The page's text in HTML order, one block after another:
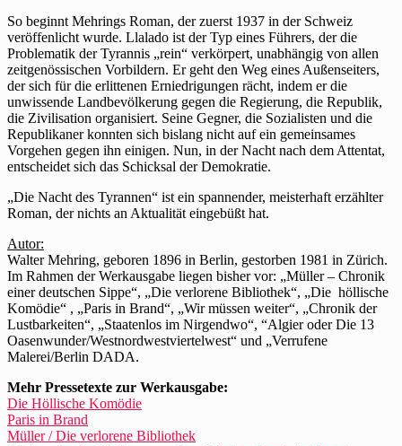
So beginnt Mehrings Roman, der zuerst 1937 in der Schweiz
veröffenlicht wurde. Llalado ist der Typ eines Führers, der die
Problematik der Tyrannis „rein“ verkörpert, unabhängig von allen
zeitgenössischen Vorbildern. Er geht den Weg eines Außenseiters,
der sich für die erlittenen Erniedrigungen rächt, indem er die
unwissende Landbevölkerung gegen die Regierung, die Republik,
die Zivilisation organisiert. Seine Gegner, die Sozialisten und die
Republikaner konnten sich bislang nicht auf ein gemeinsames
Vorgehen gegen ihn einigen. Nun, in der Nacht nach dem Attentat,
entscheidet sich das Schicksal der Demokratie.
„Die Nacht des Tyrannen“ ist ein spannender, meisterhaft erzählter
Roman, der nichts an Aktualität eingebüßt hat.
Autor:
Walter Mehring, geboren 1896 in Berlin, gestorben 1981 in Zürich.
Im Rahmen der Werkausgabe liegen bisher vor: „Müller – Chronik
einer deutschen Sippe“, „Die verlorene Bibliothek“, „Die höllische
Komödie“ , „Paris in Brand“, „Wir müssen weiter“, „Chronik der
Lustbarkeiten“, „Staatenlos im Nirgendwo“, “Algier oder Die 13
Oasenwunder/Westnordwestviertelwest“ und „Verrufene
Malerei/Berlin DADA.
Mehr Pressetexte zur Werkausgabe:
Die Höllische Komödie
Paris in Brand
Müller / Die verlorene Bibliothek